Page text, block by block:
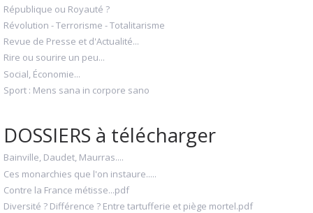
République ou Royauté ?
Révolution - Terrorisme - Totalitarisme
Revue de Presse et d'Actualité...
Rire ou sourire un peu...
Social, Économie...
Sport : Mens sana in corpore sano
DOSSIERS à télécharger
Bainville, Daudet, Maurras....
Ces monarchies que l'on instaure.....
Contre la France métisse...pdf
Diversité ? Différence ? Entre tartufferie et piège mortel.pdf